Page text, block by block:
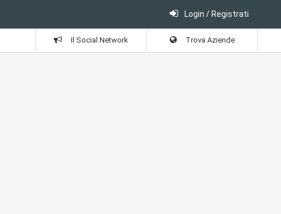
Login / Registrati
Il Social Network Trova Aziende